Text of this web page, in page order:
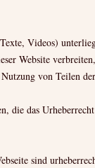
Videos)
Website
von Teilen
die das
sind